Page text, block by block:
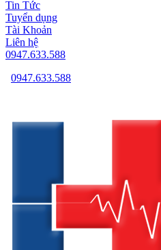
Tin Tức
Tuyển dụng
Tài Khoản
Liên hệ
0947.633.588
0947.633.588